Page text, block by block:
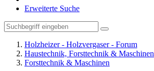
Erweiterte Suche
Holzheizer - Holzvergaser - Forum
Haustechnik, Forsttechnik & Maschinen
Forsttechnik & Maschinen